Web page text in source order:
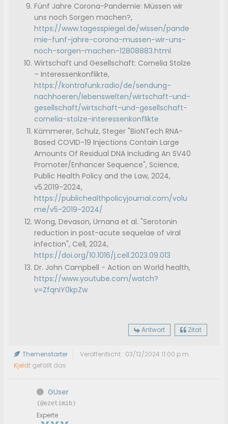
Fünf Jahre Corona-Pandemie: Müssen wir
uns noch Sorgen machen?,
https://www.tagesspiegel.de/wissen/pande
mie-funf-jahre-corona-mussen-wir-uns-
noch-sorgen-machen-12808883.html
Wirtschaft und Gesellschaft: Cornelia Stolze
– Interessenkonflikte,
https://kontrafunk.radio/de/sendung-
nachhoeren/lebenswelten/wirtschaft-und-
gesellschaft/wirtschaft-und-gesellschaft-
cornelia-stolze-interessenkonflikte
Kämmerer, Schulz, Steger "BioNTech RNA-
Based COVID-19 Injections Contain Large
Amounts Of Residual DNA Including An SV40
Promoter/Enhancer Sequence", Science,
Public Health Policy and the Law, 2024,
v5.2019-2024,
https://publichealthpolicyjournal.com/volu
me/v5-2019-2024/
Wong, Devason, Umana et al. "Serotonin
reduction in post-acute sequelae of viral
infection", Cell, 2024,
https://doi.org/10.1016/j.cell.2023.09.013
Dr. John Campbell - Action on World health,
https://www.youtube.com/watch?
v=ZfqniY0kpZw
Antwort Zitat
Themenstarter
Veröffentlicht : 03/12/2024 11:00 p.m.
Kjeldt gefällt das
GUser
(@ezetimib)
Experte